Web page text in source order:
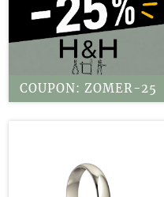
COUPON: ZOMER-25